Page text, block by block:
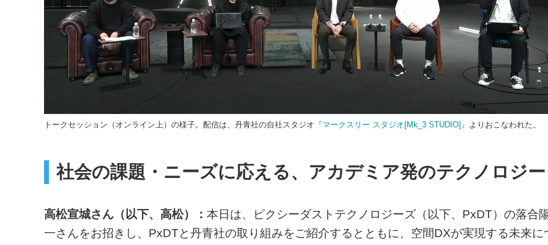
トークセッション（オンライン上）の様子。配信は、丹青社の自社スタジオ 『マークスリー スタジオ[Mk_3 STUDIO]』 よりおこなわれた。
社会の課題・ニーズに応える、アカデミア発のテクノロジー
高松宣城さん（以下、高松）： 本日は、ピクシーダストテクノロジーズ（以下、PxDT）の落合
一さんをお招きし、PxDTと丹青社の取り組みをご紹介するとともに、空間DXが実現する未来に